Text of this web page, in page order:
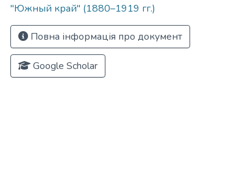
"Южный край" (1880–1919 гг.)
Повна інформація про документ
Google Scholar